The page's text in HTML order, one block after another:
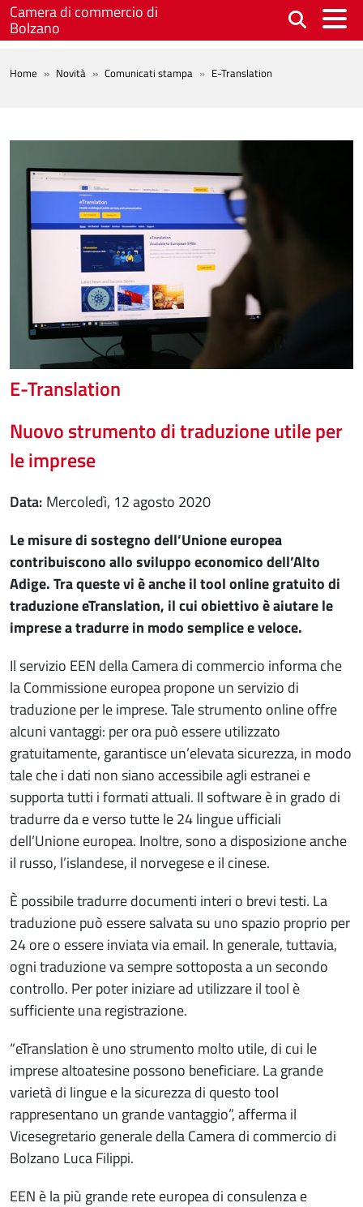
Salta al contenuto principale
Camera di commercio di
Bolzano
BREADCRUMB
Home Novità Comunicati stampa E-Translation
E-Translation
Nuovo strumento di traduzione utile per
le imprese
Data
mercoledì, 12 agosto 2020
Le misure di sostegno dell’Unione europea
contribuiscono allo sviluppo economico dell’Alto
Adige. Tra queste vi è anche il tool online gratuito di
traduzione eTranslation, il cui obiettivo è aiutare le
imprese a tradurre in modo semplice e veloce.
Il servizio EEN della Camera di commercio informa che
la Commissione europea propone un servizio di
traduzione per le imprese. Tale strumento online offre
alcuni vantaggi: per ora può essere utilizzato
gratuitamente, garantisce un’elevata sicurezza, in modo
tale che i dati non siano accessibile agli estranei e
supporta tutti i formati attuali. Il software è in grado di
tradurre da e verso tutte le 24 lingue ufficiali
dell’Unione europea. Inoltre, sono a disposizione anche
il russo, l’islandese, il norvegese e il cinese.
È possibile tradurre documenti interi o brevi testi. La
traduzione può essere salvata su uno spazio proprio per
24 ore o essere inviata via email. In generale, tuttavia,
ogni traduzione va sempre sottoposta a un secondo
controllo. Per poter iniziare ad utilizzare il tool è
sufficiente una registrazione.
“eTranslation è uno strumento molto utile, di cui le
imprese altoatesine possono beneficiare. La grande
varietà di lingue e la sicurezza di questo tool
rappresentano un grande vantaggio”, afferma il
Vicesegretario generale della Camera di commercio di
Bolzano Luca Filippi.
EEN è la più grande rete europea di consulenza e